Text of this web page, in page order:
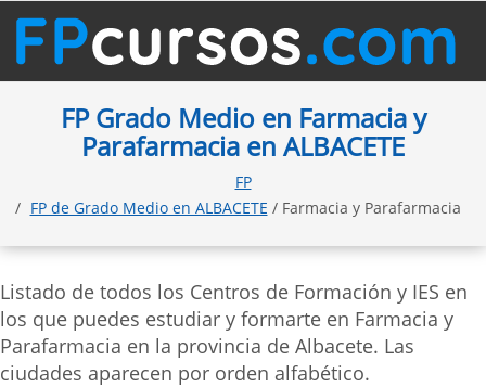
FP Grado Medio en Farmacia y
Parafarmacia en ALBACETE
FP
FP de Grado Medio en ALBACETE / Farmacia y Parafarmacia
Listado de todos los Centros de Formación y IES en
los que puedes estudiar y formarte en Farmacia y
Parafarmacia en la provincia de Albacete. Las
ciudades aparecen por orden alfabético.